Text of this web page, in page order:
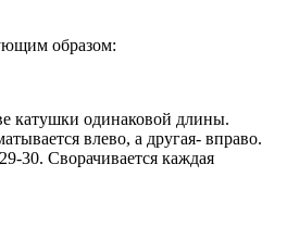
образом:
катушки одинаковой длины.
влево, а другая- вправо.
30. Сворачивается каждая